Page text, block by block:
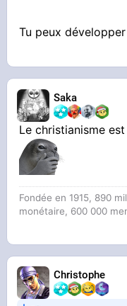
Tu peux
Saka
Le christianisme
Fondée en 1915, 890
monétaire, 600 000
Christophe